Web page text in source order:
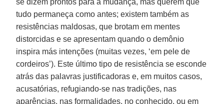
tudo permaneça como antes; existem também as
resistências maldosas, que brotam em mentes
distorcidas e se apresentam quando o demônio
inspira más intenções (muitas vezes, ‘em pele de
cordeiros’). Este último tipo de resistência se esconde
atrás das palavras justificadoras e, em muitos casos,
acusatórias, refugiando-se nas tradições, nas
aparências, nas formalidades, no conhecido, ou em